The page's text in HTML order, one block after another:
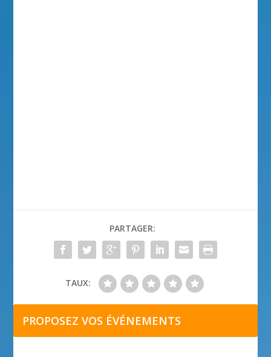
PARTAGER:
TAUX:
PROPOSEZ VOS ÉVÉNEMENTS